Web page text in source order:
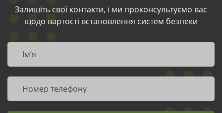
Залишіть свої контакти, і ми проконсультуємо вас
щодо вартості встановлення систем безпеки